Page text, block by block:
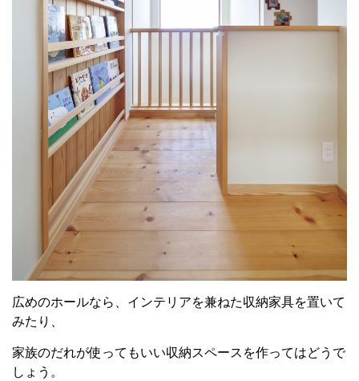
広めのホールなら、インテリアを兼ねた収納家具を置いて
みたり、
家族のだれが使ってもいい収納スペースを作ってはどうで
しょう。